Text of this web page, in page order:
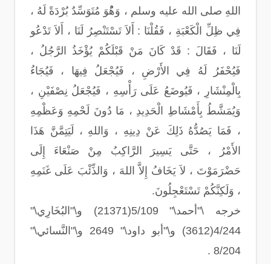
اللهِ صلى الله عليه وسلم ، وَهُْوَ مُتَوَسِّدٌ بُرْدَةً لَهُ ،
فِي ظِلِّ الْكَعْبَةِ ، فَقُلْنَا : أَلاَ تَسْتَنْصِرُ لَنَا ، أَلاَ تَدْعُو
لَنَا ، فَقَالَ : قَدْ كَانَ مَنْ قَبْلَكُمْ يُؤْخَذُ الرَّجُلُ ،
فَيُحْفَرُ لَهُ فِي الأَرْضِ ، فَيُجْعَلُ فِيهَا ، فَيُجَاءُ
بِالْمِنْشَارِ ، فَيُوضَعُ عَلَى رَأْسِهِ ، فَيُجْعَلُ نِصْفَيْنِ ،
وَيُمَشَّطُ بِأَمْشَاطِ الْحَدِيدِ ، مَا دُونَ لَحْمِهِ وَعَظْمِهِ
، فَمَا يَصُدُّهُ ذَلِكَ عَنْ دِينِهِ ، وَاللهِ ، لَيَتِمَّنَّ هَذَا
الأَمْرُ ، حَتَّى يَسِيرَ الرَّاكِبُ مِنْ صَنْعَاءَ إِلَى
حَضْرَمَوْتَ ، لاَ يَخَافُ إِلاَّ اللهَ ، وَالذِّئْبَ عَلَى غَنَمِهِ
، وَلَكِنَّكُمْ تَسْتَعْجِلُونَ.
خرجه \"أحمد\" 5/109(21371) و\"البُخَارِي\"
4/244(3612) و\"أبو داود\" 2649 و\"النَّسائي\"
8/204 .